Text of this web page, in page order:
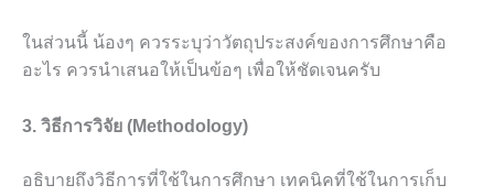
ในส่วนนี้ น้องๆ ควรระบุว่าวัตถุประสงค์ของการศึกษาคือ
อะไร ควรนำเสนอให้เป็นข้อๆ เพื่อให้ชัดเจนครับ
3. วิธีการวิจัย (Methodology)
อธิบายถึงวิธีการที่ใช้ในการศึกษา เทคนิคที่ใช้ในการเก็บ